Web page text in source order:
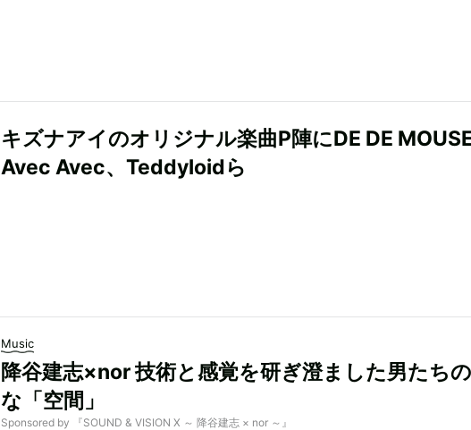
キズナアイのオリジナル楽曲P陣にDE DE
Avec Avec、Teddyloidら
Music
降谷建志×nor 技術と感覚を研ぎ澄ました男たち
な「空間」
Sponsored by 『SOUND & VISION X ～ 降谷建志 × nor ～』